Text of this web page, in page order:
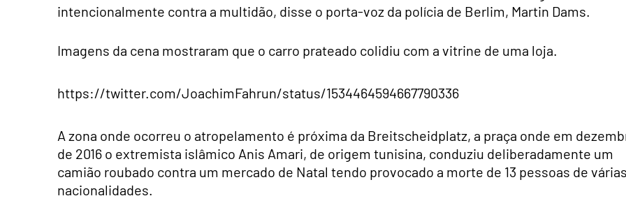
intencionalmente contra a multidão, disse o porta-voz da polícia de Berlim, Martin Dams.
Imagens da cena mostraram que o carro prateado colidiu com a vitrine de uma loja.
https://twitter.com/JoachimFahrun/status/1534464594667790336
A zona onde ocorreu o atropelamento é próxima da Breitscheidplatz, a praça onde em
de 2016 o extremista islâmico Anis Amari, de origem tunisina, conduziu deliberadamente um
camião roubado contra um mercado de Natal tendo provocado a morte de 13 pessoas de
nacionalidades.